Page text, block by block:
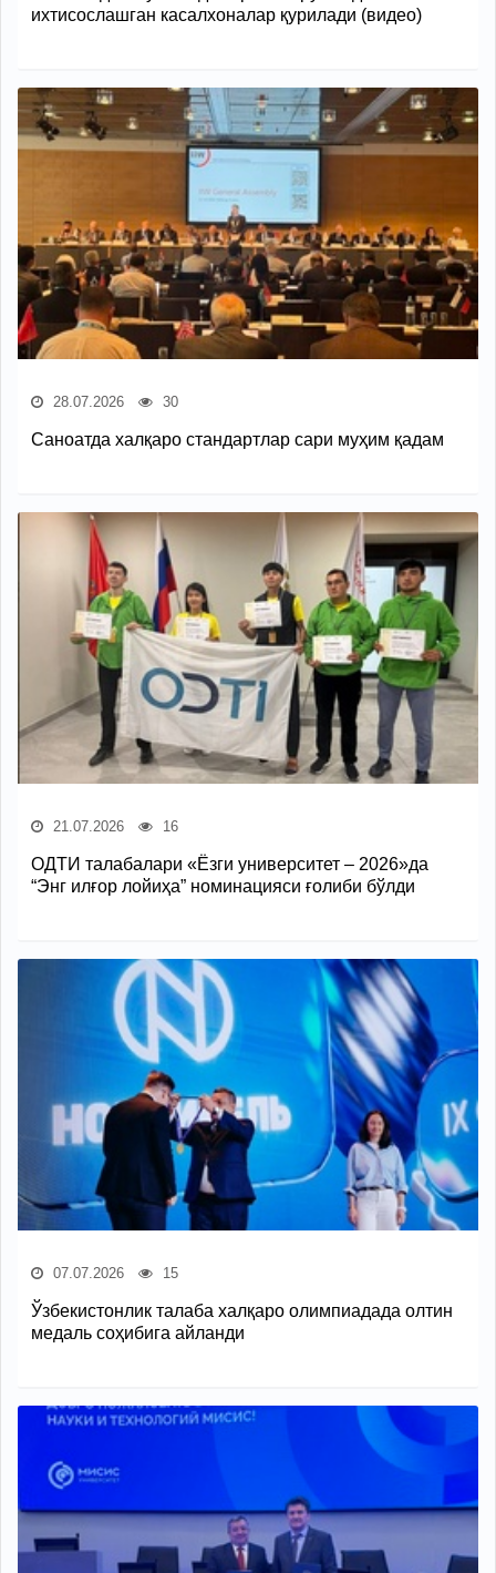
ихтисослашган касалхоналар қурилади (видео)
28.07.2026 30
Саноатда халқаро стандартлар сари муҳим қадам
21.07.2026 16
ОДТИ талабалари «Ёзги университет – 2026»да
“Энг илғор лойиҳа” номинацияси ғолиби бўлди
07.07.2026 15
Ўзбекистонлик талаба халқаро олимпиадада олтин
медаль соҳибига айланди